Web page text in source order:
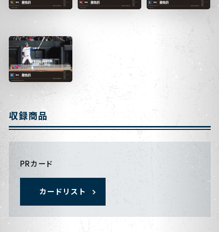
収録商品
PRカード
カードリスト